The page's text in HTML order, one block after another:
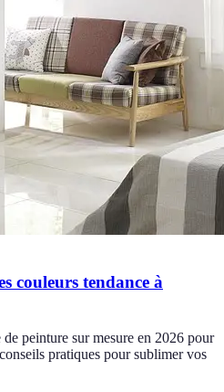
couleurs tendance à
peinture sur mesure en 2026 pour
pratiques pour sublimer vos